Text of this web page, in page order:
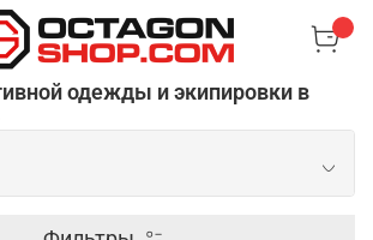
одежды и экипировки в